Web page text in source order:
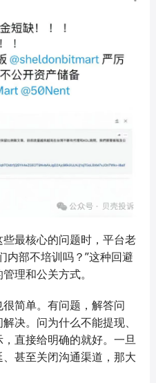
最核心的问题时，平台老
内部不培训吗？”这种回避
理和公关方式。
简单。有问题，解答问
决。问为什么不能提现、
直接给明确的就好。一旦
甚至关闭沟通渠道，那大